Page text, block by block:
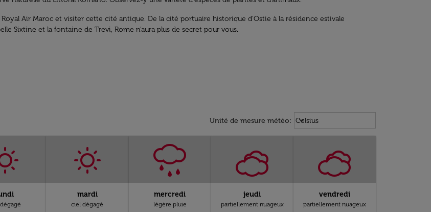
Air Maroc et visiter cette cité antique. De la cité portuaire historique d'Ostie à la résidence estivale
Sixtine et la fontaine de Trevi, Rome n’aura plus de secret pour vous.
Unité de mesure météo: Weather unit option Celsius
Celsius
keyboard_arrow_down
mardi
ciel dégagé
mercredi
légère pluie
jeudi
partiellement nuageux
vendredi
partiellement nuageux